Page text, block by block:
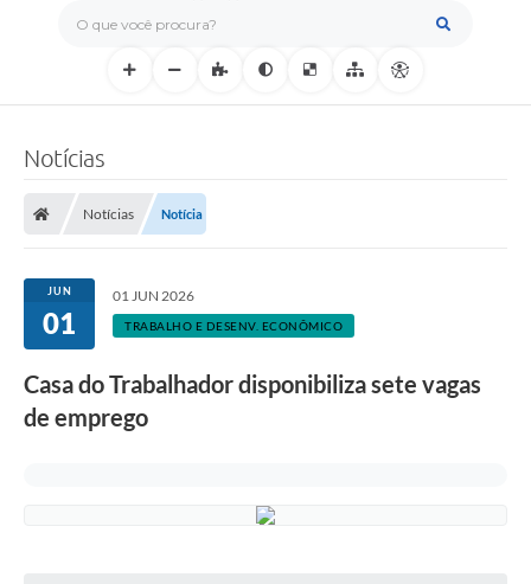
O que você procura?
Notícias
Notícias Notícia
JUN
01
01 JUN 2026
TRABALHO E DESENV. ECONÔMICO
Casa do Trabalhador disponibiliza sete vagas
de emprego